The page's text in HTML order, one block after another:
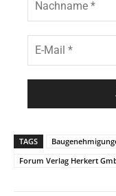
m
c
h
a
M
a
l
TAGS
Forum Verlag Herkert